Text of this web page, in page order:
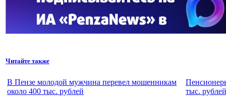
Читайте также
В Пензе молодой мужчина перевел мошенникам
около 400 тыс. рублей
тыс.